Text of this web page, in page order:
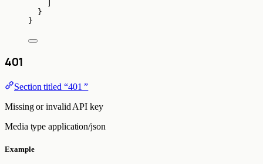
}
}
401
Section titled “401 ”
Missing or invalid API key
Media type application/json
Example